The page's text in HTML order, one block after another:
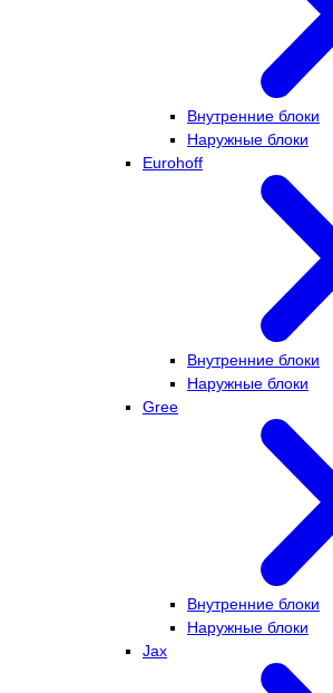
Внутренние блоки
Наружные блоки
Eurohoff
Внутренние блоки
Наружные блоки
Gree
Внутренние блоки
Наружные блоки
Jax